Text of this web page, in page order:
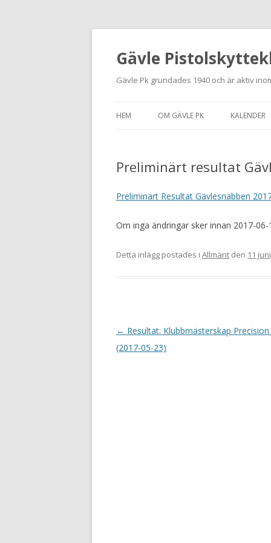
Gävle
Gävle Pk grundades 1940 och är aktiv
HEM OM GÄVLE PK
NYBÖRJARE
MEDLEMSANSÖKAN
KALENDER
Preliminärt resultat
Preliminärt Resultat Gävlesnabben
Om inga ändringar sker innan 2017-
Detta inlägg postades i Allmänt den 11
I
n
← Resultat: Klubbmästerskap
(2017-05-23)